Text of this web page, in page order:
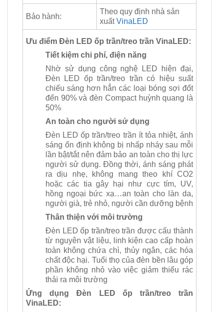
Bảo hành:
Theo quy định nhà sản
xuấtVinaLED
Ưu điểm Đèn LED ốp trần/treo trần VinaLED:
Tiết kiệm chi phí, điện năng
Nhờ sử dụng công nghệ LED hiện đại,
Đèn LED ốp trần/treo trần có hiệu suất
chiếu sáng hơn hẳn các loại bóng sợi đốt
đến 90% và đèn Compact huỳnh quang là
50%
An toàn cho người sử dụng
Đèn LED ốp trần/treo trần ít tỏa nhiệt, ánh
sáng ổn định không bị nhấp nháy sau mỗi
lần bật/tắt nên đảm bảo an toàn cho thị lực
người sử dụng. Đồng thời, ánh sáng phát
ra dịu nhẹ, không mang theo khí CO2
hoặc các tia gây hại như cực tím, UV,
hồng ngoại bức xạ…an toàn cho làn da,
người già, trẻ nhỏ, người cần dưỡng bệnh
Thân thiện với môi trường
Đèn LED ốp trần/treo trần được cấu thành
từ nguyên vật liệu, linh kiện cao cấp hoàn
toàn không chứa chì, thủy ngân, các hóa
chất độc hại. Tuổi thọ của đèn bền lâu góp
phần không nhỏ vào việc giảm thiểu rác
thải ra môi trường
Ứng dụng Đèn LED ốp trần/treo trần
VinaLED: